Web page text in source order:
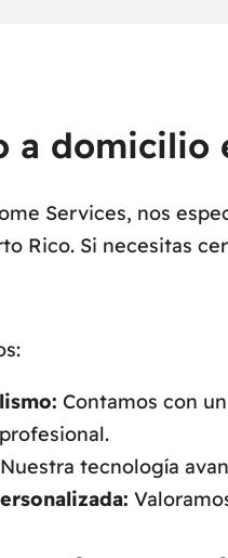
a domicilio
Services, nos
Rico. Si necesitas
Contamos con
Nuestra tecnología